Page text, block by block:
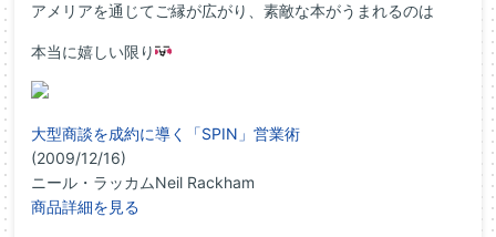
アメリアを通じてご縁が広がり、素敵な本がうまれるのは
本当に嬉しい限り
大型商談を成約に導く「SPIN」営業術
(2009/12/16)
ニール・ラッカムNeil Rackham
商品詳細を見る